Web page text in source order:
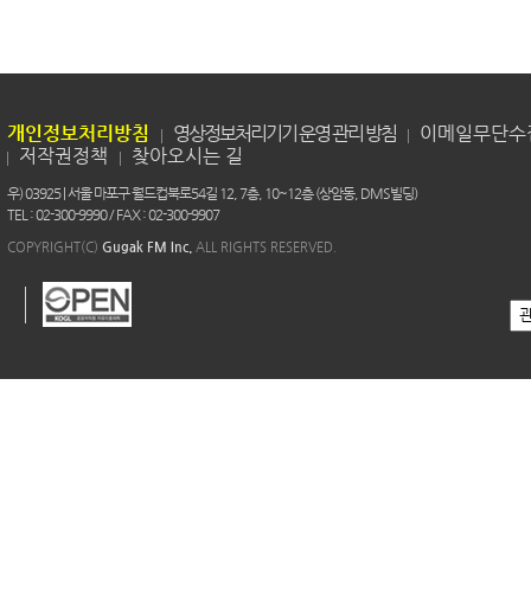
개인정보처리방침 영상정보처리기기 운영 관리 방침
이메일무단
저작권정책
찾아오시는 길
우) 03925 | 서울 마포구 월드컵북로54길 12, 7층, 10~12층 (상암동, DMS빌딩)
TEL : 02-300-9990 / FAX : 02-300-9907
COPYRIGHT(C) Gugak FM Inc. ALL RIGHTS RESERVED.